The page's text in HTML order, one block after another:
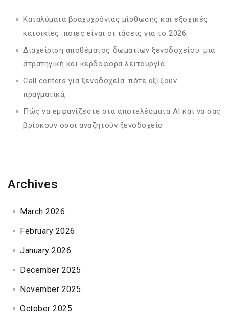
Καταλύματα βραχυχρόνιας μίσθωσης και εξοχικές
κατοικίες: ποιες είναι οι τάσεις για το 2026;
Διαχείριση αποθέματος δωματίων ξενοδοχείου: μια
στρατηγική και κερδοφόρα λειτουργία
Call centers για ξενοδοχεία: πότε αξίζουν
πραγματικά;
Πώς να εμφανίζεστε στα αποτελέσματα AI και να σας
βρίσκουν όσοι αναζητούν ξενοδοχείο
Archives
March 2026
February 2026
January 2026
December 2025
November 2025
October 2025